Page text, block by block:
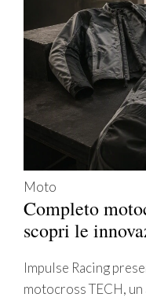
Moto
Completo
scopri le
Impulse Racing
motocross TECH,